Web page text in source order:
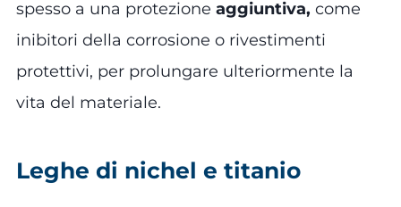
spesso a una protezione aggiuntiva, come
inibitori della corrosione o rivestimenti
protettivi, per prolungare ulteriormente la
vita del materiale.
Leghe di nichel e titanio